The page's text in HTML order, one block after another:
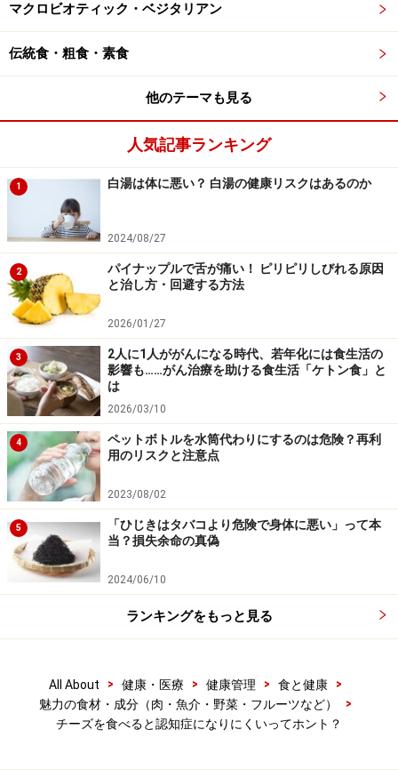
ン酸アミド」と「デヒドロエルゴステロール」が含まれ
ていることを発見しました。オレイン酸アミドは、脳内
ログリアと呼ばれる細胞を活性化しながら抗炎症活性を
示す成分です。デヒドロエルゴステロールにも抗炎症活
性作用があることがわかっています。これらの成分は、
チーズに含まれる白カビの発酵過程で生成されたものと
考えられています。
今回の研究により、カマンベールチーズによるアルツハ
イマー病への予防効果が科学的に裏付けられたともいえ
るでしょう。今後の認知症解明への進展にも期待が高ま
っています。
※記事内容は執筆時点のものです。最新の内容をご確認くださ
い。
※当サイトにおける医師・医療従事者等による情報の提供は、診
断・治療行為ではありません。診断・治療を必要とする方は、適
切な医療機関での受診をおすすめいたします。記事内容は執筆者
個人の見解によるものであり、全ての方への有効性を保証するも
のではありません。当サイトで提供する情報に基づいて被ったい
かなる損害についても、当社、各ガイド、その他当社と契約した
情報提供者は一切の責任を負いかねます。
免責事項
マクロビオティック・ベジタリアン
伝統食・粗食・素食
他のテーマも見る
人気記事ランキング
1 白湯は体に悪い？ 白湯の健康リスクはあるのか
2024/08/27
2
パイナップルで舌が痛い！ ピリピリしびれる原因
と治し方・回避する方法
2026/01/27
3
2人に1人ががんになる時代、若年化には食生活の
影響も……がん治療を助ける食生活「ケトン食」と
は
2026/03/10
4
ペットボトルを水筒代わりにするのは危険？再利
用のリスクと注意点
2023/08/02
5
「ひじきはタバコより危険で身体に悪い」って本
当？損失余命の真偽
2024/06/10
ランキングをもっと見る
All About > 健康・医療 > 健康管理 > 食と健康
>
魅力の食材・成分（肉・魚介・野菜・フルーツなど）
>
チーズを食べると認知症になりにくいってホント？